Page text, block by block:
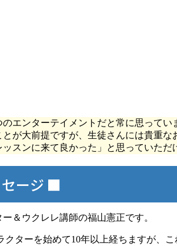
のエンターテイメントだと常に思って
とが大前提ですが、生徒さんには貴重
スンに来て良かった」と思っていただ
ージ ■
＆ウクレレ講師の福山憲正です。
クターを始めて10年以上経ちますが、